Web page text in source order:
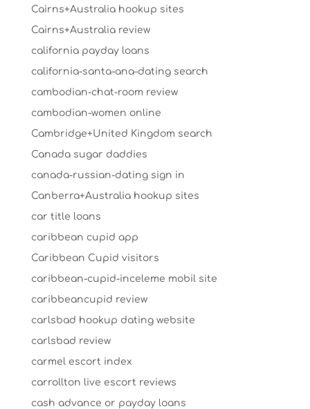
Cairns+Australia hookup sites
Cairns+Australia review
california payday loans
california-santa-ana-dating search
cambodian-chat-room review
cambodian-women online
Cambridge+United Kingdom search
Canada sugar daddies
canada-russian-dating sign in
Canberra+Australia hookup sites
car title loans
caribbean cupid app
Caribbean Cupid visitors
caribbean-cupid-inceleme mobil site
caribbeancupid review
carlsbad hookup dating website
carlsbad review
carmel escort index
carrollton live escort reviews
cash advance or payday loans